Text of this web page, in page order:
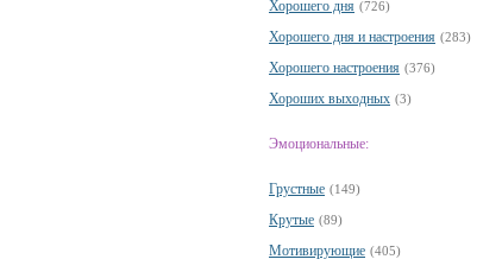
Хорошего дня (726)
Хорошего дня и настроения (283)
Хорошего настроения (376)
Хороших выходных (3)
Эмоциональные:
Грустные (149)
Крутые (89)
Мотивирующие (405)